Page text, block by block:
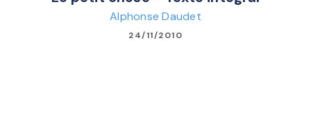
Alphonse Daudet
24/11/2010